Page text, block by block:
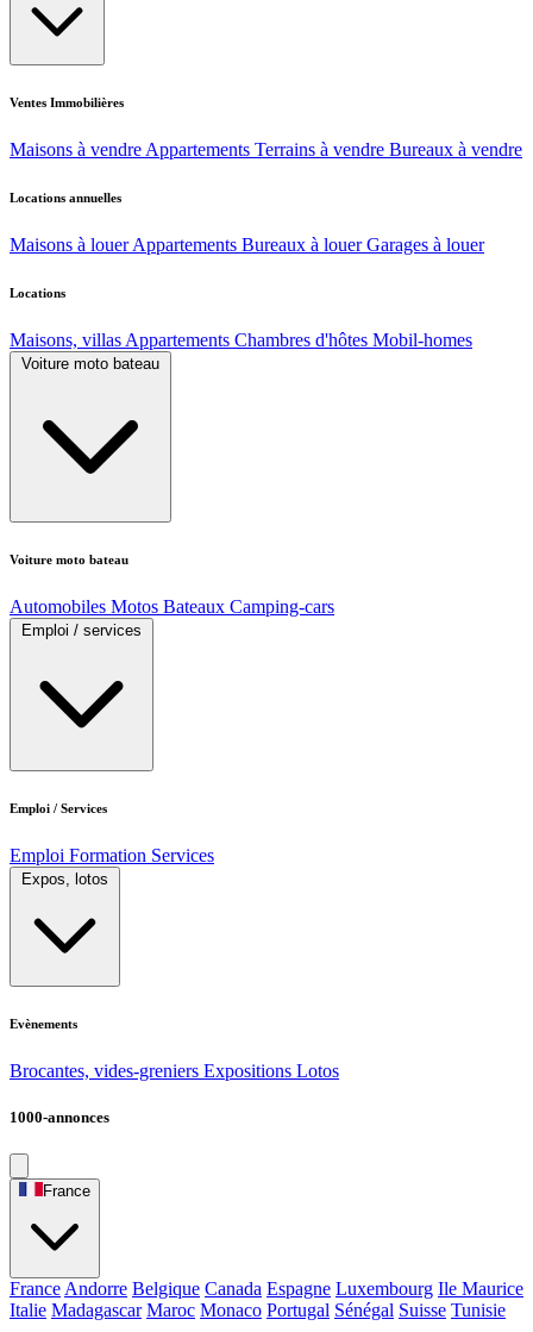
Ventes Immobilières
Maisons à vendre Appartements Terrains à vendre Bureaux à vendre
Locations annuelles
Maisons à louer Appartements Bureaux à louer Garages à louer
Locations
Maisons, villas Appartements Chambres d'hôtes Mobil-homes
Voiture moto bateau
Voiture moto bateau
Automobiles Motos Bateaux Camping-cars
Emploi / services
Emploi / Services
Emploi Formation Services
Expos, lotos
Evènements
Brocantes, vides-greniers Expositions Lotos
1000-annonces
France
France Andorre Belgique Canada Espagne Luxembourg Ile Maurice
Italie Madagascar Maroc Monaco Portugal Sénégal Suisse Tunisie